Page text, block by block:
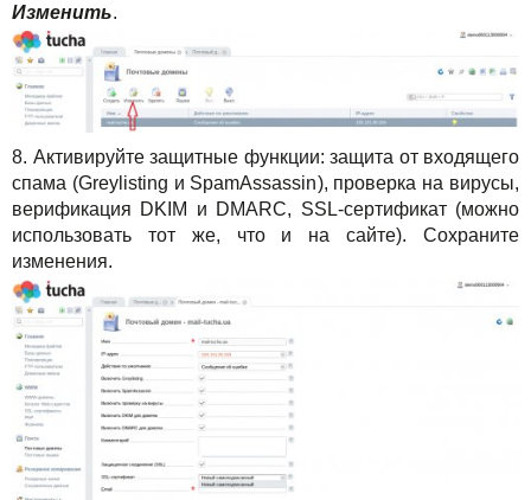
Изменить.
8. Активируйте защитные функции: защита от входящего
спама (Greylisting и SpamAssassin), проверка на вирусы,
верификация DKIM и DMARC, SSL-сертификат (можно
использовать тот же, что и на сайте). Сохраните
изменения.